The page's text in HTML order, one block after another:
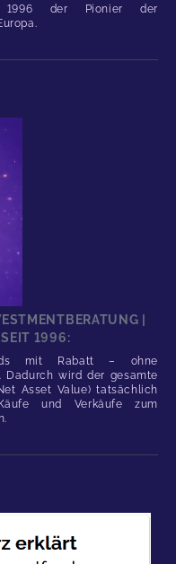
1996 der Pionier der
|
1996:
mit Rabatt – ohne
Dadurch wird der gesamte
Asset Value) tatsächlich
und Verkäufe zum